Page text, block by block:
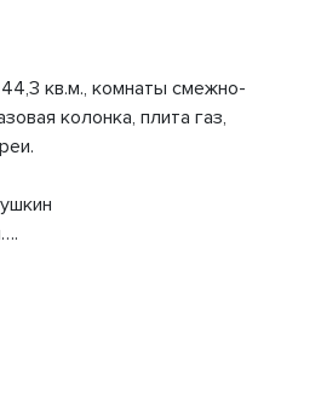
кв.м., комнаты смежно-
колонка, плита газ,